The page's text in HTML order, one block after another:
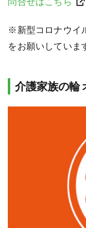
※新型コロナウイ
をお願いしていま
介護家族の輪